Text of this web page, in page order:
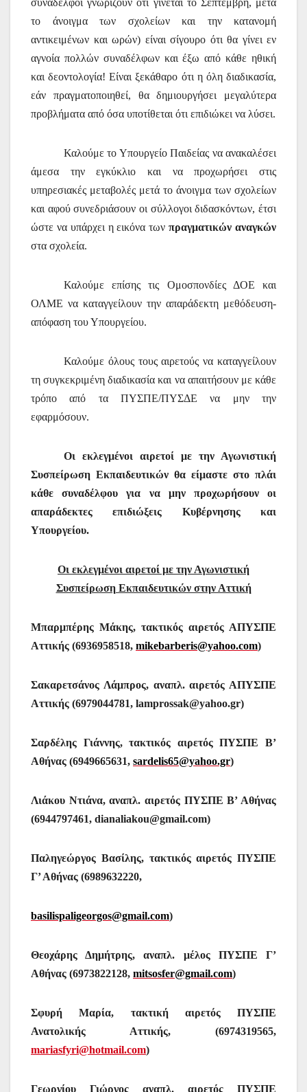
το άνοιγμα των σχολείων και την κατανομή
αντικειμένων και ωρών) είναι σίγουρο ότι θα γίνει εν
αγνοία πολλών συναδέλφων και έξω από κάθε ηθική
και δεοντολογία! Είναι ξεκάθαρο ότι η όλη διαδικασία,
εάν πραγματοποιηθεί, θα δημιουργήσει μεγαλύτερα
προβλήματα από όσα υποτίθεται ότι επιδιώκει να λύσει.
Καλούμε το Υπουργείο Παιδείας να ανακαλέσει
άμεσα την εγκύκλιο και να προχωρήσει στις
υπηρεσιακές μεταβολές μετά το άνοιγμα των σχολείων
και αφού συνεδριάσουν οι σύλλογοι διδασκόντων, έτσι
ώστε να υπάρχει η εικόνα τωνπραγματικών αναγκών
στα σχολεία.
Καλούμε επίσης τις Ομοσπονδίες ΔΟΕ και
ΟΛΜΕ να καταγγείλουν την απαράδεκτη μεθόδευση-
απόφαση του Υπουργείου.
Καλούμε όλους τους αιρετούς να καταγγείλουν
τη συγκεκριμένη διαδικασία και να απαιτήσουν με κάθε
τρόπο από τα ΠΥΣΠΕ/ΠΥΣΔΕ να μην την
εφαρμόσουν.
Οι εκλεγμένοι αιρετοί με την Αγωνιστική
Συσπείρωση Εκπαιδευτικών θα είμαστε στο πλάι
κάθε συναδέλφου για να μην προχωρήσουν οι
απαράδεκτες επιδιώξεις Κυβέρνησης και
Υπουργείου.
Οι εκλεγμένοι αιρετοί με την Αγωνιστική
Συσπείρωση Εκπαιδευτικών στην Αττική
Μπαρμπέρης Μάκης, τακτικός αιρετός ΑΠΥΣΠΕ
Αττικής (6936958518, mikebarberis@yahoo.com)
Σακαρετσάνος Λάμπρος, αναπλ. αιρετός ΑΠΥΣΠΕ
Αττικής (6979044781, lamprossak@yahoo.gr)
Σαρδέλης Γιάννης, τακτικός αιρετός ΠΥΣΠΕ Β’
Αθήνας (6949665631, sardelis65@yahoo.gr)
Λιάκου Ντιάνα, αναπλ. αιρετός ΠΥΣΠΕ Β’ Αθήνας
(6944797461, dianaliakou@gmail.com)
Παληγεώργος Βασίλης, τακτικός αιρετός ΠΥΣΠΕ
Γ’ Αθήνας (6989632220,
basilispaligeorgos@gmail.com)
Θεοχάρης Δημήτρης, αναπλ. μέλος ΠΥΣΠΕ Γ’
Αθήνας (6973822128, mitsosfer@gmail.com)
Σφυρή Μαρία, τακτική αιρετός ΠΥΣΠΕ
Ανατολικής Αττικής, (6974319565,
mariasfyri@hotmail.com)
Γεωργίου Γιώργος αναπλ. αιρετός ΠΥΣΠΕ